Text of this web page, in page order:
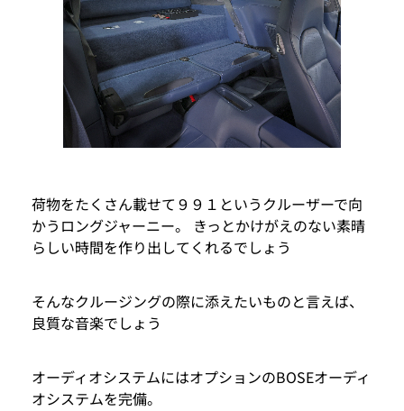
荷物をたくさん載せて９９１というクルーザーで向
かうロングジャーニー。 きっとかけがえのない素晴
らしい時間を作り出してくれるでしょう
そんなクルージングの際に添えたいものと言えば、
良質な音楽でしょう
オーディオシステムにはオプションのBOSEオーディ
オシステムを完備。